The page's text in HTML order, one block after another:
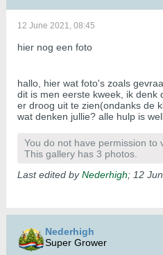
12 June 2021, 08:45
hier nog een foto
hallo, hier wat foto's zoals
dit is men eerste kweek, ik denk
er droog uit te zien(ondanks de
wat denken jullie? alle hulp is
You do not have permission to
This gallery has 3 photos.
Last edited byNederhigh; 12
Nederhigh
Super Grower